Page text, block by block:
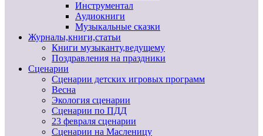
Инструментал
Аудиокниги
Музыкальные сказки
Журналы,книги,статьи
Книги музыканту,ведущему
Поздравления на праздники
Сценарии
Сценарии детских игровых программ
Весна
Экология сценарии
Сценарии по ПДД
23 февраля сценарии
Сценарии на Масленицу